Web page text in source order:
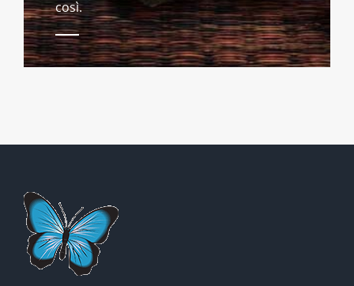
così.